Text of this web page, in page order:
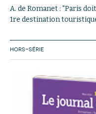
A. de Romanet : "Paris
1re destination
HORS-SÉRIE